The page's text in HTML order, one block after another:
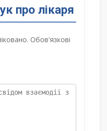
про лікаря
Обов'язкові